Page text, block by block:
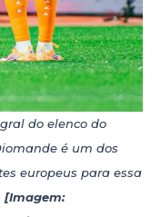
do elenco do
é um dos
europeus para essa
[Imagem: